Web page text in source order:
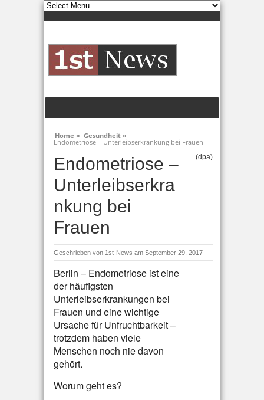
Home » Gesundheit »
Endometriose – Unterleibserkrankung bei Frauen
Endometriose –
Unterleibserkra
nkung bei
Frauen
(dpa)
Geschrieben von 1st-News am September 29, 2017
Berlin – Endometriose ist eine
der häufigsten
Unterleibserkrankungen bei
Frauen und eine wichtige
Ursache für Unfruchtbarkeit –
trotzdem haben viele
Menschen noch nie davon
gehört.
Worum geht es?